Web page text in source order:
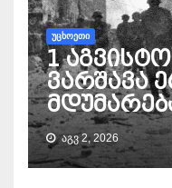
ᲣᲪᲮᲝᲔᲗᲘ
1
ვარშავა
ᲐᲒᲕ 2, 2026